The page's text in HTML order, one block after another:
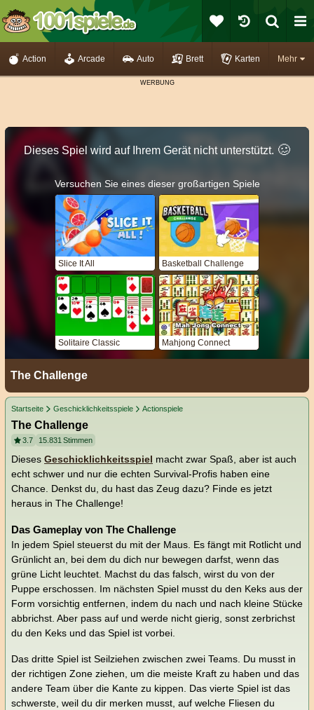
Mehr
Action Arcade Auto Brett Karten
Dieses Spiel wird auf Ihrem Gerät nicht unterstützt. 🥴️
Versuchen Sie eines dieser großartigen Spiele
Slice It All Basketball Challenge
Solitaire Classic Mahjong Connect
The Challenge
Startseite Geschicklichkeitsspiele Actionspiele
The Challenge
3.7 15.831 Stimmen
Dieses Geschicklichkeitsspiel macht zwar Spaß, aber ist auch
echt schwer und nur die echten Survival-Profis haben eine
Chance. Denkst du, du hast das Zeug dazu? Finde es jetzt
heraus in The Challenge!
Das Gameplay von The Challenge
In jedem Spiel steuerst du mit der Maus. Es fängt mit Rotlicht und
Grünlicht an, bei dem du dich nur bewegen darfst, wenn das
grüne Licht leuchtet. Machst du das falsch, wirst du von der
Puppe erschossen. Im nächsten Spiel musst du den Keks aus der
Form vorsichtig entfernen, indem du nach und nach kleine Stücke
abbrichst. Aber pass auf und werde nicht gierig, sonst zerbrichst
du den Keks und das Spiel ist vorbei.
Das dritte Spiel ist Seilziehen zwischen zwei Teams. Du musst in
der richtigen Zone ziehen, um die meiste Kraft zu haben und das
andere Team über die Kante zu kippen. Das vierte Spiel ist das
schwerste, weil du dir merken musst, auf welche Fliesen du